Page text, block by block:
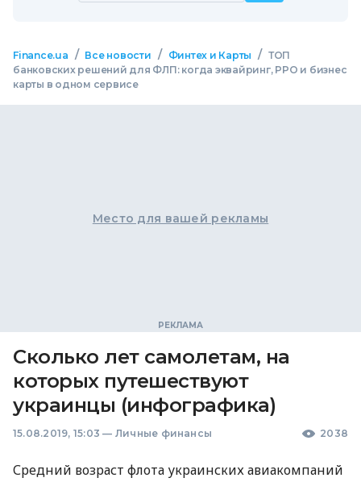
Finance.ua / Все новости / Финтех и Карты / ТОП
банковских решений для ФЛП: когда эквайринг, РРО и бизнес
карты в одном сервисе
Место для вашей рекламы
Сколько лет самолетам, на
которых путешествуют
украинцы (инфографика)
15.08.2019, 15:03 — Личные финансы 2038
Средний возраст флота украинских авиакомпаний